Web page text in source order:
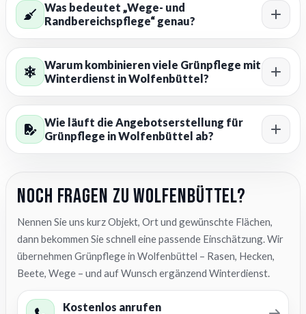
Was bedeutet „Wege- und
Randbereichspflege“ genau?
Warum kombinieren viele Grünpflege mit
Winterdienst in Wolfenbüttel?
Wie läuft die Angebotserstellung für
Grünpflege in Wolfenbüttel ab?
Noch Fragen zu Wolfenbüttel?
Nennen Sie uns kurz Objekt, Ort und gewünschte Flächen,
dann bekommen Sie schnell eine passende Einschätzung. Wir
übernehmen Grünpflege in Wolfenbüttel – Rasen, Hecken,
Beete, Wege – und auf Wunsch ergänzend Winterdienst.
Kostenlos anrufen